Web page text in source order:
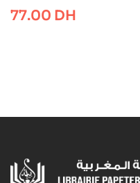
CE1
77.00 DH